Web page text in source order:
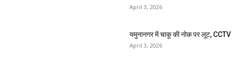
April 3, 2026
यमुनानगर में चाकू की नोक पर लूट, CCTV
April 3, 2026